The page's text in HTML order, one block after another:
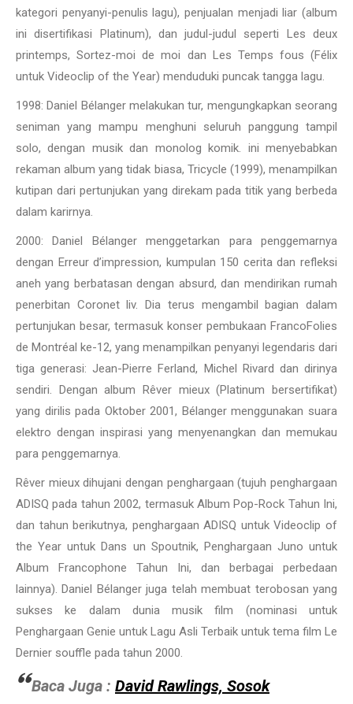
kategori penyanyi-penulis lagu), penjualan menjadi liar (album
ini disertifikasi Platinum), dan judul-judul seperti Les deux
printemps, Sortez-moi de moi dan Les Temps fous (Félix
untuk Videoclip of the Year) menduduki puncak tangga lagu.
1998: Daniel Bélanger melakukan tur, mengungkapkan seorang
seniman yang mampu menghuni seluruh panggung tampil
solo, dengan musik dan monolog komik. ini menyebabkan
rekaman album yang tidak biasa, Tricycle (1999), menampilkan
kutipan dari pertunjukan yang direkam pada titik yang berbeda
dalam karirnya.
2000: Daniel Bélanger menggetarkan para penggemarnya
dengan Erreur d’impression, kumpulan 150 cerita dan refleksi
aneh yang berbatasan dengan absurd, dan mendirikan rumah
penerbitan Coronet liv. Dia terus mengambil bagian dalam
pertunjukan besar, termasuk konser pembukaan FrancoFolies
de Montréal ke-12, yang menampilkan penyanyi legendaris dari
tiga generasi: Jean-Pierre Ferland, Michel Rivard dan dirinya
sendiri. Dengan album Rêver mieux (Platinum bersertifikat)
yang dirilis pada Oktober 2001, Bélanger menggunakan suara
elektro dengan inspirasi yang menyenangkan dan memukau
para penggemarnya.
Rêver mieux dihujani dengan penghargaan (tujuh penghargaan
ADISQ pada tahun 2002, termasuk Album Pop-Rock Tahun Ini,
dan tahun berikutnya, penghargaan ADISQ untuk Videoclip of
the Year untuk Dans un Spoutnik, Penghargaan Juno untuk
Album Francophone Tahun Ini, dan berbagai perbedaan
lainnya). Daniel Bélanger juga telah membuat terobosan yang
sukses ke dalam dunia musik film (nominasi untuk
Penghargaan Genie untuk Lagu Asli Terbaik untuk tema film Le
Dernier souffle pada tahun 2000.
Baca Juga : David Rawlings, Sosok